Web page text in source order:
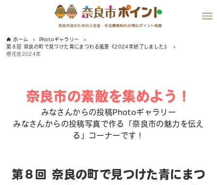
ホーム
Photoギャラリー
第８回 奈良の町で見つけた青にまつわる風景《2024年終了しました》
燈花会2024年
奈良市の素敵を集めよう！
みなさんからの投稿Photoギャラリー
みなさんからの投稿写真で作る「奈良市の魅力を伝え
る」コーナーです！
第８回 奈良の町で見つけた青にまつ